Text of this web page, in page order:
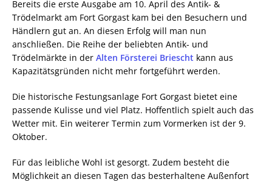
Bereits die erste Ausgabe am 10. April des Antik- &
Trödelmarkt am Fort Gorgast kam bei den Besuchern und
Händlern gut an. An diesen Erfolg will man nun
anschließen. Die Reihe der beliebten Antik- und
Trödelmärkte in der Alten Försterei Briescht kann aus
Kapazitätsgründen nicht mehr fortgeführt werden.
Die historische Festungsanlage Fort Gorgast bietet eine
passende Kulisse und viel Platz. Hoffentlich spielt auch das
Wetter mit. Ein weiterer Termin zum Vormerken ist der 9.
Oktober.
Für das leibliche Wohl ist gesorgt. Zudem besteht die
Möglichkeit an diesen Tagen das besterhaltene Außenfort